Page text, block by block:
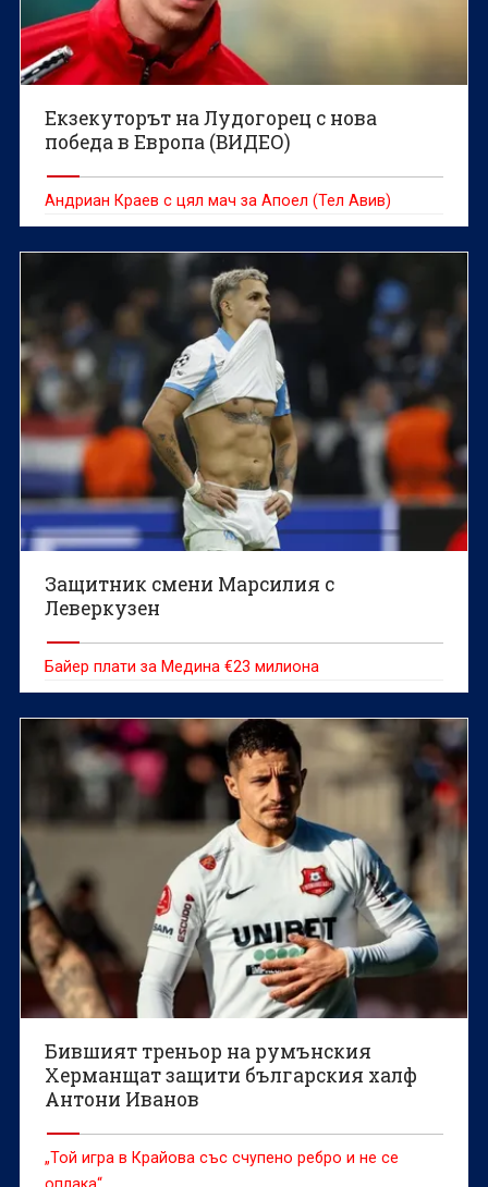
Екзекуторът на Лудогорец с нова
победа в Европа (ВИДЕО)
Андриан Краев с цял мач за Апоел (Тел Авив)
Защитник смени Марсилия с
Леверкузен
Байер плати за Медина €23 милиона
Бившият треньор на румънския
Херманщат защити българския халф
Антони Иванов
„Той игра в Крайова със счупено ребро и не се
оплака“